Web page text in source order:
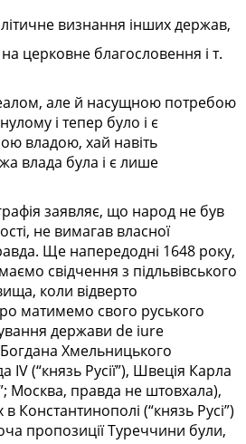
визнання інших держав,
церковне благословення і т.
але й насущною потребою
і тепер було і є
владою, хай навіть
влада була і є лише
заявляє, що народ не був
не вимагав власної
Ще напередодні 1648 року,
свідчення з підльвівського
коли відверто
матимемо свого руського
держави de iure
Хмельницького
(“князь Русії”), Швеція Карла
Москва, правда не штовхала),
Константинополі (“князь Русі”)
пропозиції Туреччини були,